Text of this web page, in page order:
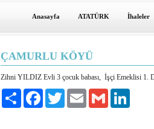
Anasayfa ATATÜRK İhaleler
ÇAMURLU KÖYÜ
Zihni YILDIZ Evli 3 çocuk babası, İşçi Emeklisi 1.
Paylaş
FacebookTwitter Email Gmail